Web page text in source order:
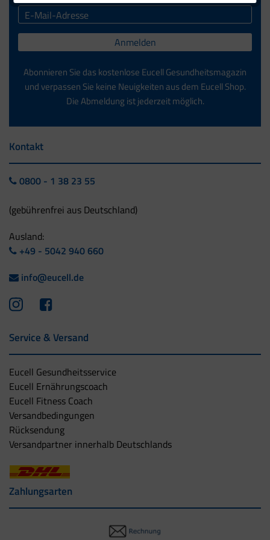
Anmelden
Abonnieren Sie das kostenlose Eucell Gesundheitsmagazin
und verpassen Sie keine Neuigkeiten aus dem Eucell Shop.
Die Abmeldung ist jederzeit möglich.
Kontakt
0800 - 1 38 23 55
(gebührenfrei aus Deutschland)
Ausland:
+49 - 5042 940 660
info@eucell.de
Service & Versand
Eucell Gesundheitsservice
Eucell Ernährungscoach
Eucell Fitness Coach
Versandbedingungen
Rücksendung
Versandpartner innerhalb Deutschlands
Zahlungsarten